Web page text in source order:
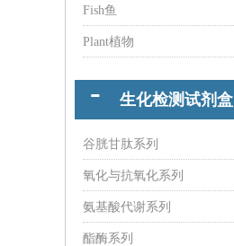
Fish鱼
Plant植物
生化检测试剂盒
谷胱甘肽系列
氧化与抗氧化系列
氨基酸代谢系列
酯酶系列